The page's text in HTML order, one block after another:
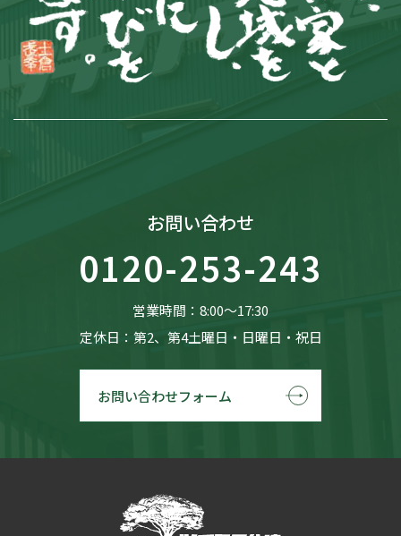
お問い合わせ
0120-253-243
営業時間：8:00〜17:30
定休日：第2、第4土曜日・日曜日・祝日
お問い合わせフォーム